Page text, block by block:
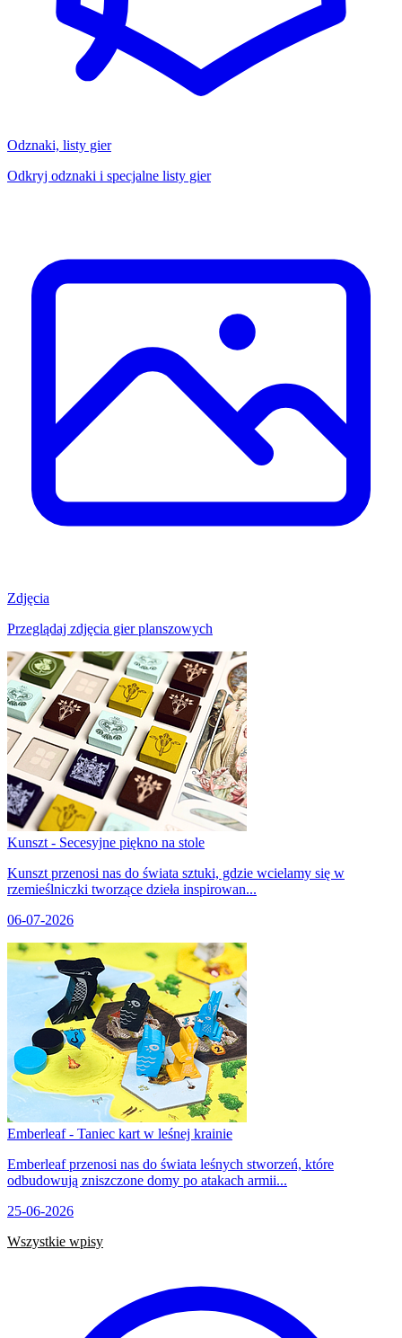
Odznaki, listy gier
Odkryj odznaki i specjalne listy gier
Zdjęcia
Przeglądaj zdjęcia gier planszowych
Kunszt - Secesyjne piękno na stole
Kunszt przenosi nas do świata sztuki, gdzie wcielamy się w
rzemieślniczki tworzące dzieła inspirowan...
06-07-2026
Emberleaf - Taniec kart w leśnej krainie
Emberleaf przenosi nas do świata leśnych stworzeń, które
odbudowują zniszczone domy po atakach armii...
25-06-2026
Wszystkie wpisy